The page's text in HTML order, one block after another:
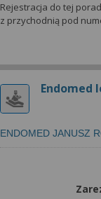
Rejestracja do tej
z przychodnią pod
Endomed
ENDOMED JANUSZ